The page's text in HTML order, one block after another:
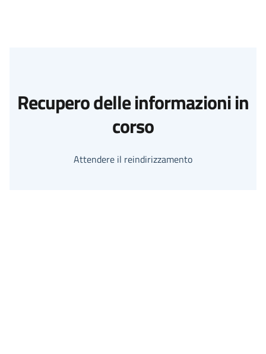
Recupero delle informazioni in
corso
Attendere il reindirizzamento